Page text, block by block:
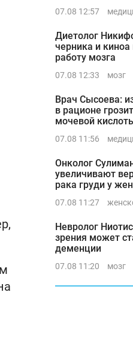
07.08 12:57
Диетолог
черника и
работу мозга
07.08 12:33 мозг
Врач Сысоева:
в рационе
мочевой
07.08 11:56
Онколог
увеличивают
рака груди у
07.08 11:27
Невролог
зрения может
деменции
07.08 11:20 мозг